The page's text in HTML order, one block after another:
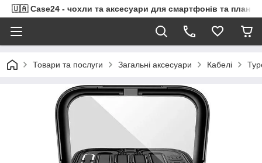
🇺🇦 Case24 - чохли та аксесуари для смартфонів та
Товари та послуги Загальні аксесуари Кабелі